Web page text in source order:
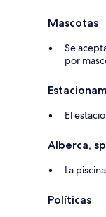
Mascotas
Se
por
El
Alberca,
La
Políticas